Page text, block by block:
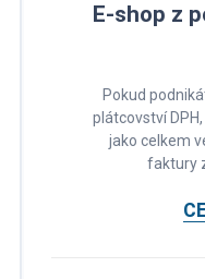
E-shop z
Pokud
plátcovství
jako celkem
faktury